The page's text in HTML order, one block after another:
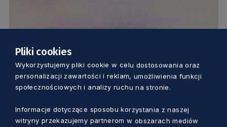
KULTURA
przestrzenie”. Nowa wystawa otwiera
się w Piwnicy Romańskiej
Pliki cookies
Wykorzystujemy pliki cookie w celu dostosowania oraz
personalizacji zawartości i reklam, umożliwienia funkcji
społecznościowych i analizy ruchu na stronie.
Informacje dotyczące sposobu korzystania z naszej
witryny przekazujemy partnerom w obszarach mediów